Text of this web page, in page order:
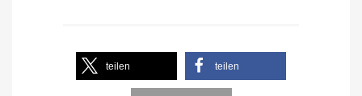
teilen teilen